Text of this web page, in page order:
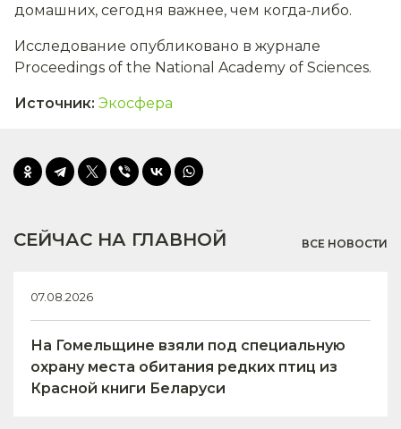
домашних, сегодня важнее, чем когда-либо.
Исследование опубликовано в журнале
Proceedings of the National Academy of Sciences.
Источник: Экосфера
СЕЙЧАС НА ГЛАВНОЙ ВСЕ НОВОСТИ
07.08.2026
На Гомельщине взяли под специальную
охрану места обитания редких птиц из
Красной книги Беларуси